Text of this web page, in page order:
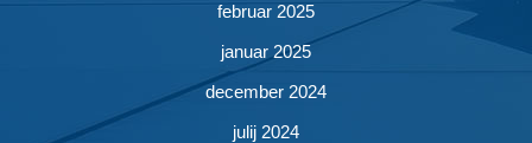
februar 2025
januar 2025
december 2024
julij 2024